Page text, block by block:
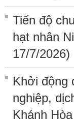
Tiến độ
hạt nhân
17/7/2026)
Khởi động
nghiệp,
Khánh Hòa